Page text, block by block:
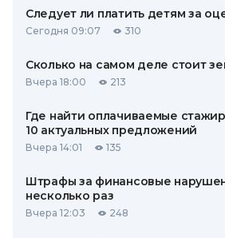
Следует ли платить детям за
Сегодня 09:07 310
Сколько на самом деле стоит
Вчера 18:00 213
Где найти оплачиваемые
10 актуальных предложений
Вчера 14:01 135
Штрафы за финансовые
несколько раз
Вчера 12:03 248